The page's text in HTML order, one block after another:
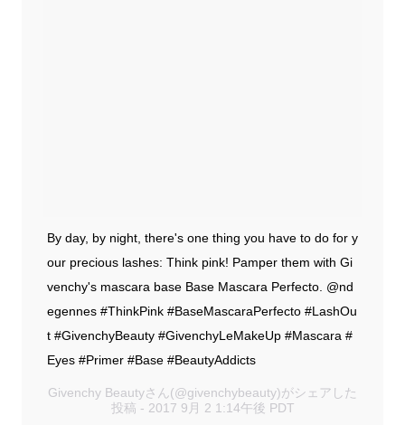
By day, by night, there's one thing you have to do for y
our precious lashes: Think pink! Pamper them with Gi
venchy's mascara base Base Mascara Perfecto. @nd
egennes #ThinkPink #BaseMascaraPerfecto #LashOu
t #GivenchyBeauty #GivenchyLeMakeUp #Mascara #
Eyes #Primer #Base #BeautyAddicts
Givenchy Beautyさん(@givenchybeauty)がシェアした
投稿 - 2017 9月 2 1:14午後 PDT